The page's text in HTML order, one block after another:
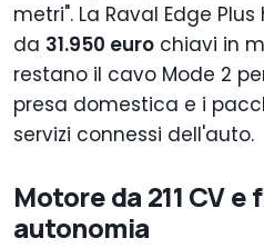
metri". La Raval Edge
da 31.950 euro chiavi in
restano il cavo Mode 2
presa domestica e i
servizi connessi dell'auto.
Motore da 211 CV e
autonomia